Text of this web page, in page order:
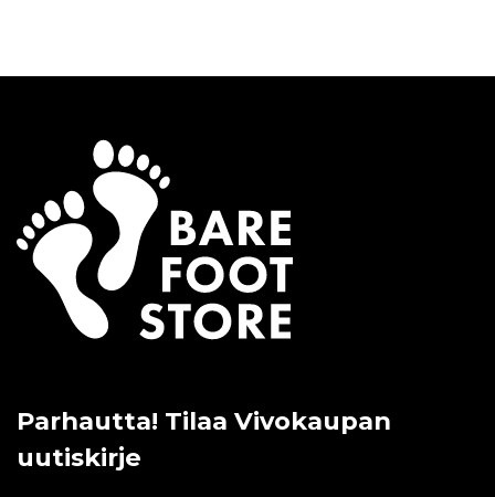
Parhautta! Tilaa Vivokaupan
uutiskirje